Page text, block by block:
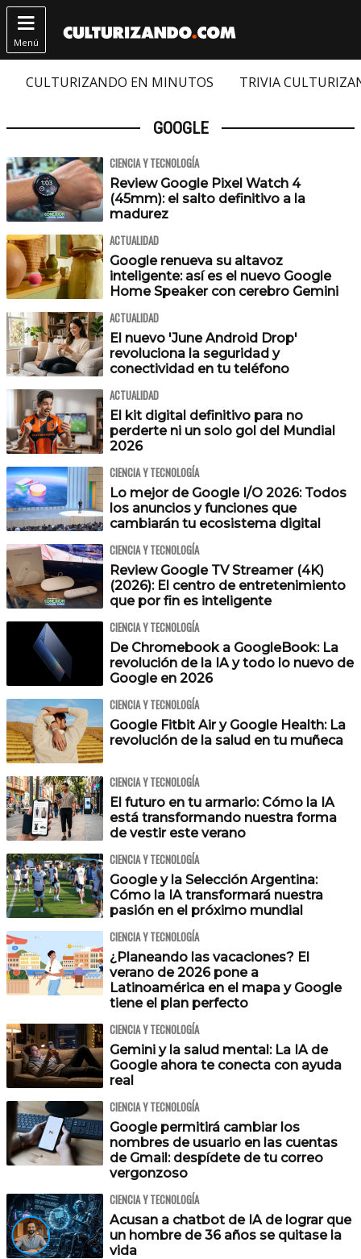

Menú
CULTURIZANDO EN MINUTOS TRIVIA
GOOGLE
CIENCIA Y TECNOLOGÍA
Review Google Pixel Watch 4
(45mm): el salto definitivo a la
madurez
ACTUALIDAD
Google renueva su altavoz
inteligente: así es el nuevo Google
Home Speaker con cerebro Gemini
ACTUALIDAD
El nuevo 'June Android Drop'
revoluciona la seguridad y
conectividad en tu teléfono
ACTUALIDAD
El kit digital definitivo para no
perderte ni un solo gol del Mundial
2026
CIENCIA Y TECNOLOGÍA
Lo mejor de Google I/O 2026: Todos
los anuncios y funciones que
cambiarán tu ecosistema digital
CIENCIA Y TECNOLOGÍA
Review Google TV Streamer (4K)
(2026): El centro de entretenimiento
que por fin es inteligente
CIENCIA Y TECNOLOGÍA
De Chromebook a GoogleBook: La
revolución de la IA y todo lo nuevo de
Google en 2026
CIENCIA Y TECNOLOGÍA
Google Fitbit Air y Google Health: La
revolución de la salud en tu muñeca
CIENCIA Y TECNOLOGÍA
El futuro en tu armario: Cómo la IA
está transformando nuestra forma
de vestir este verano
CIENCIA Y TECNOLOGÍA
Google y la Selección Argentina:
Cómo la IA transformará nuestra
pasión en el próximo mundial
CIENCIA Y TECNOLOGÍA
¿Planeando las vacaciones? El
verano de 2026 pone a
Latinoamérica en el mapa y Google
tiene el plan perfecto
CIENCIA Y TECNOLOGÍA
Gemini y la salud mental: La IA de
Google ahora te conecta con ayuda
real
CIENCIA Y TECNOLOGÍA
Google permitirá cambiar los
nombres de usuario en las cuentas
de Gmail: despídete de tu correo
vergonzoso
CIENCIA Y TECNOLOGÍA
Acusan a chatbot de IA de lograr que
un hombre de 36 años se quitase la
vida